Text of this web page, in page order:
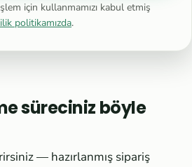
için kullanmamızı kabul etmiş
politikamızda.
süreciniz böyle
— hazırlanmış sipariş